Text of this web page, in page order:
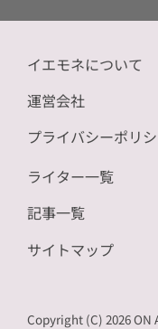
イエモネについて
運営会社
プライバシーポリ
ライター一覧
記事一覧
サイトマップ
Copyright (C) 2026 ON